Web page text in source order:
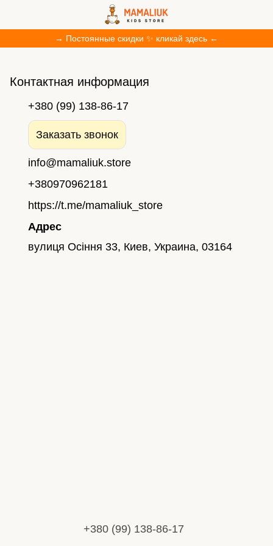
→ Постоянные скидки ✨ кликай здесь ←
Контактная информация
+380 (99) 138-86-17
Заказать звонок
info@mamaliuk.store
+380970962181
https://t.me/mamaliuk_store
Адрес
вулиця Осіння 33, Киев, Украина, 03164
+380 (99) 138-86-17